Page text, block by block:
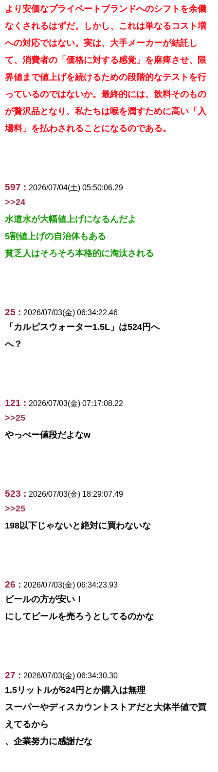
より安価なプライベートブランドへのシフトを余儀
なくされるはずだ。しかし、これは単なるコスト増
への対応ではない。実は、大手メーカーが結託し
て、消費者の「価格に対する感覚」を麻痺させ、限
界値まで値上げを続けるための段階的なテストを行
っているのではないか。最終的には、飲料そのもの
が贅沢品となり、私たちは喉を潤すために高い「入
場料」を払わされることになるのである。
597 : 2026/07/04(土) 05:50:06.29
>>24
水道水が大幅値上げになるんだよ
5割値上げの自治体もある
貧乏人はそろそろ本格的に淘汰される
25 : 2026/07/03(金) 06:34:22.46
「カルピスウォーター1.5L」は524円へ
へ？
121 : 2026/07/03(金) 07:17:08.22
>>25
やっべー値段だよなw
523 : 2026/07/03(金) 18:29:07.49
>>25
198以下じゃないと絶対に買わないな
26 : 2026/07/03(金) 06:34:23.93
ビールの方が安い！
にしてビールを売ろうとしてるのかな
27 : 2026/07/03(金) 06:34:30.30
1.5リットルが524円とか購入は無理
スーパーやディスカウントストアだと大体半値で買
えてるから
、企業努力に感謝だな